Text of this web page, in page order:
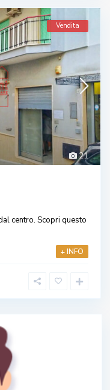
21
Vendita
centro. Scopri questo
+ INFO